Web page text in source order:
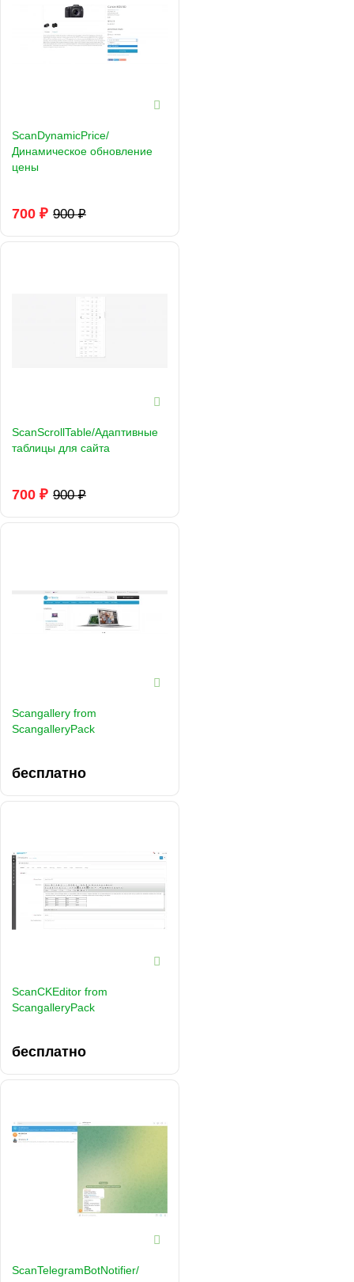
ScanDynamicPrice/
Динамическое обновление
цены
700 ₽ 900 ₽
ScanScrollTable/Адаптивные
таблицы для сайта
700 ₽ 900 ₽
Scangallery from
ScangalleryPack
бесплатно
ScanCKEditor from
ScangalleryPack
бесплатно
ScanTelegramBotNotifier/